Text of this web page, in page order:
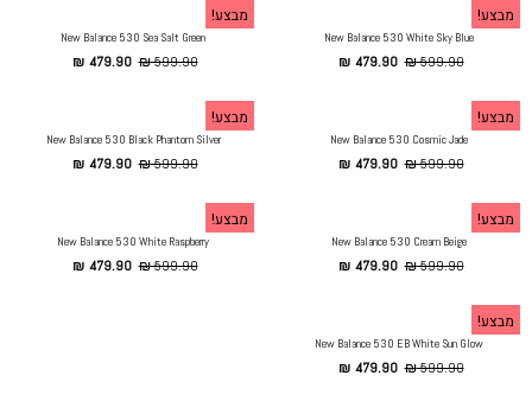
מבצע!
New Balance 530 White Sky Blue
₪599.90
₪ 479.90
מבצע!
New Balance 530 Sea Salt Green
₪599.90
₪ 479.90
מבצע!
New Balance 530 Cosmic Jade
₪599.90
₪ 479.90
מבצע!
New Balance 530 Black Phantom Silver
₪599.90
₪ 479.90
מבצע!
New Balance 530 Cream Beige
₪599.90
₪ 479.90
מבצע!
New Balance 530 White Raspberry
₪599.90
₪ 479.90
מבצע!
New Balance 530 EB White Sun Glow
₪599.90
₪ 479.90